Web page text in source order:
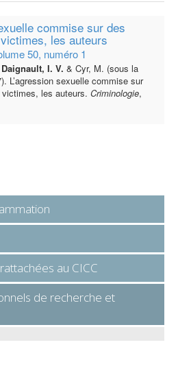
commise sur des
les auteurs
50, numéro 1
Daignault, I. V. & Cyr, M. (sous la
L’agression sexuelle commise sur
les auteurs. Criminologie,
au CICC
de recherche et